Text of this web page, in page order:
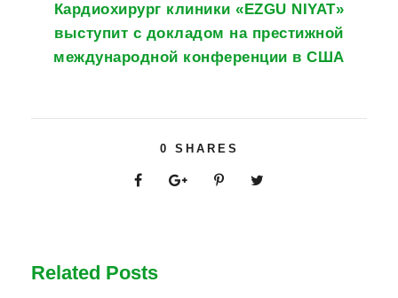
Кардиохирург клиники «EZGU NIYAT»
выступит с докладом на престижной
международной конференции в США
0 SHARES
Related Posts